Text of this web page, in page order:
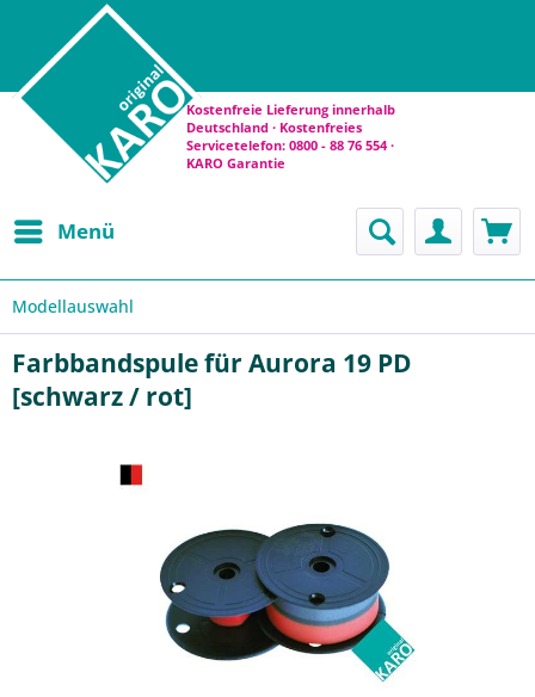
Kostenfreie Lieferung innerhalb
Deutschland · Kostenfreies
Servicetelefon: 0800 - 88 76 554 ·
KARO Garantie
Menü
Modellauswahl
Farbbandspule für Aurora 19 PD
[schwarz / rot]